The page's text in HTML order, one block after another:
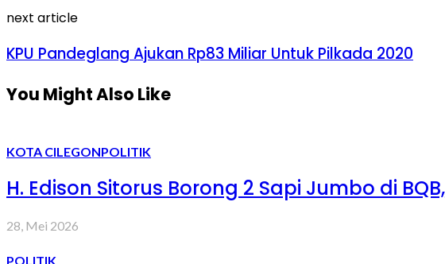
next article
KPU Pandeglang Ajukan Rp83 Miliar Untuk Pilkada 2020
You Might Also Like
KOTA CILEGONPOLITIK
H. Edison Sitorus Borong 2 Sapi Jumbo di
28, Mei 2026
POLITIK